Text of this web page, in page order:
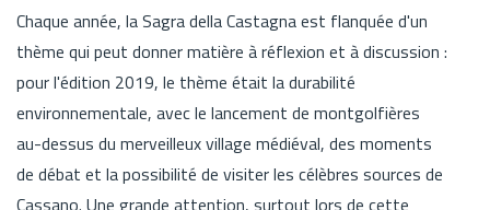
Chaque année, la Sagra della Castagna est flanquée d'un
thème qui peut donner matière à réflexion et à discussion :
pour l'édition 2019, le thème était la durabilité
environnementale, avec le lancement de montgolfières
au-dessus du merveilleux village médiéval, des moments
de débat et la possibilité de visiter les célèbres sources de
Cassano. Une grande attention, surtout lors de cette